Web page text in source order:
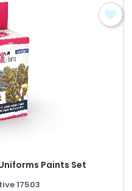
Paints Set
17503